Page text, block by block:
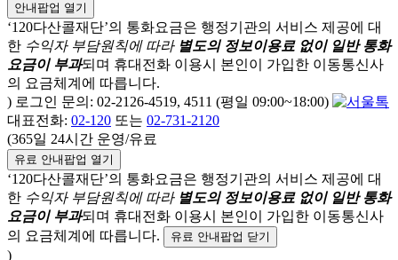
안내팝업 열기
‘120다산콜재단’의 통화요금은 행정기관의 서비스 제공에 대
한 수익자 부담원칙에 따라 별도의 정보이용료 없이 일반 통화
요금이 부과되며 휴대전화 이용시 본인이 가입한 이동통신사
의 요금체계에 따릅니다.
) 로그인 문의: 02-2126-4519, 4511 (평일 09:00~18:00)
대표전화: 02-120 또는 02-731-2120
(365일 24시간 운영/유료
유료 안내팝업 열기
‘120다산콜재단’의 통화요금은 행정기관의 서비스 제공에 대
한 수익자 부담원칙에 따라 별도의 정보이용료 없이 일반 통화
요금이 부과되며 휴대전화 이용시 본인이 가입한 이동통신사
의 요금체계에 따릅니다.
유료 안내팝업 닫기
)